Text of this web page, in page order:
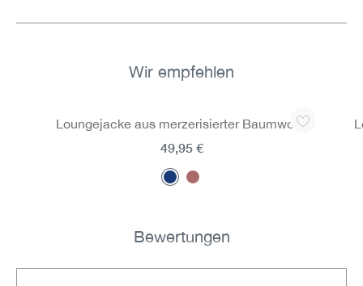
Wir empfehlen
Loungejacke aus merzerisierter Baumwolle
49,95 €
Bewertungen